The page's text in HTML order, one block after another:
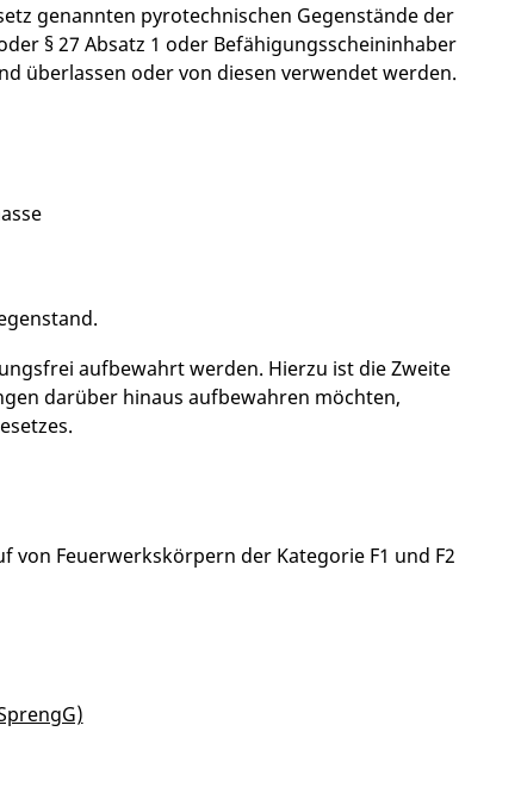
genannten pyrotechnischen Gegenstände der
§ 27 Absatz 1 oder Befähigungsscheininhaber
überlassen oder von diesen verwendet werden.
aufbewahrt werden. Hierzu ist die Zweite
darüber hinaus aufbewahren möchten,
Feuerwerkskörpern der Kategorie F1 und F2